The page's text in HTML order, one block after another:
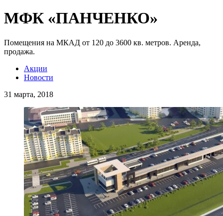
МФК «ПАНЧЕНКО»
Помещения на МКАД от 120 до 3600 кв. метров. Аренда,
продажа.
Акции
Новости
31 марта, 2018